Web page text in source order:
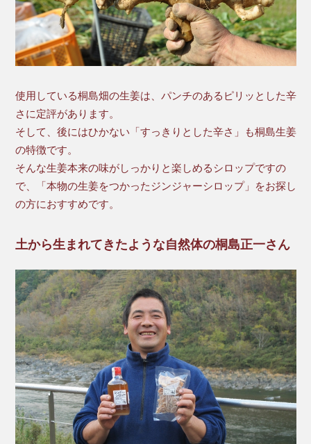
使用している桐島畑の生姜は、パンチのあるピリッとした辛
さに定評があります。
そして、後にはひかない「すっきりとした辛さ」も桐島生姜
の特徴です。
そんな生姜本来の味がしっかりと楽しめるシロップですの
で、「本物の生姜をつかったジンジャーシロップ」をお探し
の方におすすめです。
土から生まれてきたような自然体の桐島正一さん